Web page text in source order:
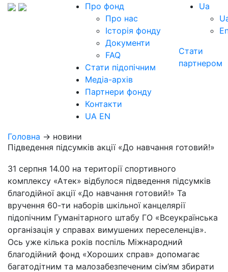
Про фонд
Про нас
Історія фонду
Документи
FAQ
Стати підопічним
Медіа-архів
Партнери фонду
Контакти
UA EN
Ua
Стати
партнером
Головна → новини
Підведення підсумків акції «До навчання готовий!»
31 серпня 14.00 на території спортивного
комплексу «Атек» відбулося підведення підсумків
благодійної акції «До навчання готовий!» Та
вручення 60-ти наборів шкільної канцелярії
підопічним Гуманітарного штабу ГО «Всеукраїнська
організація у справах вимушених переселенців».
Ось уже кілька років поспіль Міжнародний
благодійний фонд «Хороших справ» допомагає
багатодітним та малозабезпеченим сім’ям збирати